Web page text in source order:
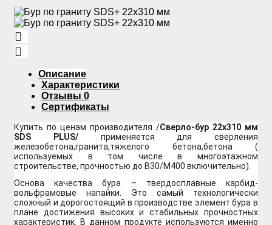
Описание
Характеристики
Отзывы 0
Сертификаты
Купить по ценам производителя /Сверло-бур 22х310 мм
SDS PLUS/применяется для сверления
железобетона,гранита,тяжелого бетона,бетона (
используемых в том числе в многоэтажном
строительстве, прочностью до В30/М400 включительно).
Основа качества бура – твердосплавные карбид-
вольфрамовые напайки. Это самый технологически
сложный и дорогостоящий в производстве элемент бура в
плане достижения высоких и стабильных прочностных
характеристик. В данном продукте используются именно